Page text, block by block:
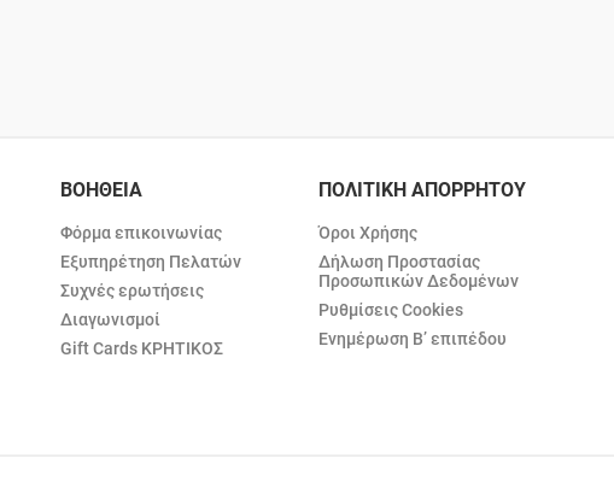
ΒΟΗΘΕΙΑ
Φόρμα επικοινωνίας
Εξυπηρέτηση Πελατών
Συχνές ερωτήσεις
Διαγωνισμοί
Gift Cards ΚΡΗΤΙΚΟΣ
ΠΟΛΙΤΙΚΗ ΑΠΟΡΡΗΤΟΥ
Όροι Χρήσης
Δήλωση Προστασίας
Προσωπικών Δεδομένων
Ρυθμίσεις Cookies
Ενημέρωση Β’ επιπέδου